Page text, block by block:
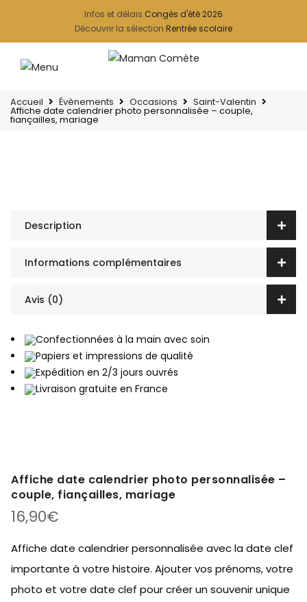
Infos et délais Congés d'été 2026
Découvrir la sélection Rentrée scolaire
Accueil Évènements Occasions Saint-Valentin
Affiche date calendrier photo personnalisée – couple,
fiançailles, mariage
Description
Informations complémentaires
Avis (0)
Confectionnées à la main avec soin
Papiers et impressions de qualité
Expédition en 2/3 jours ouvrés
Livraison gratuite en France
Affiche date calendrier photo personnalisée –
couple, fiançailles, mariage
16,90€
Affiche date calendrier personnalisée avec la date clef
importante à votre histoire. Ajouter vos prénoms, votre
photo et votre date clef pour créer un souvenir unique